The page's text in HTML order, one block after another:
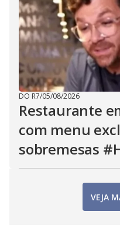
DO R7/05/08/2026
Restaurante
com menu
sobremesas
VEJA